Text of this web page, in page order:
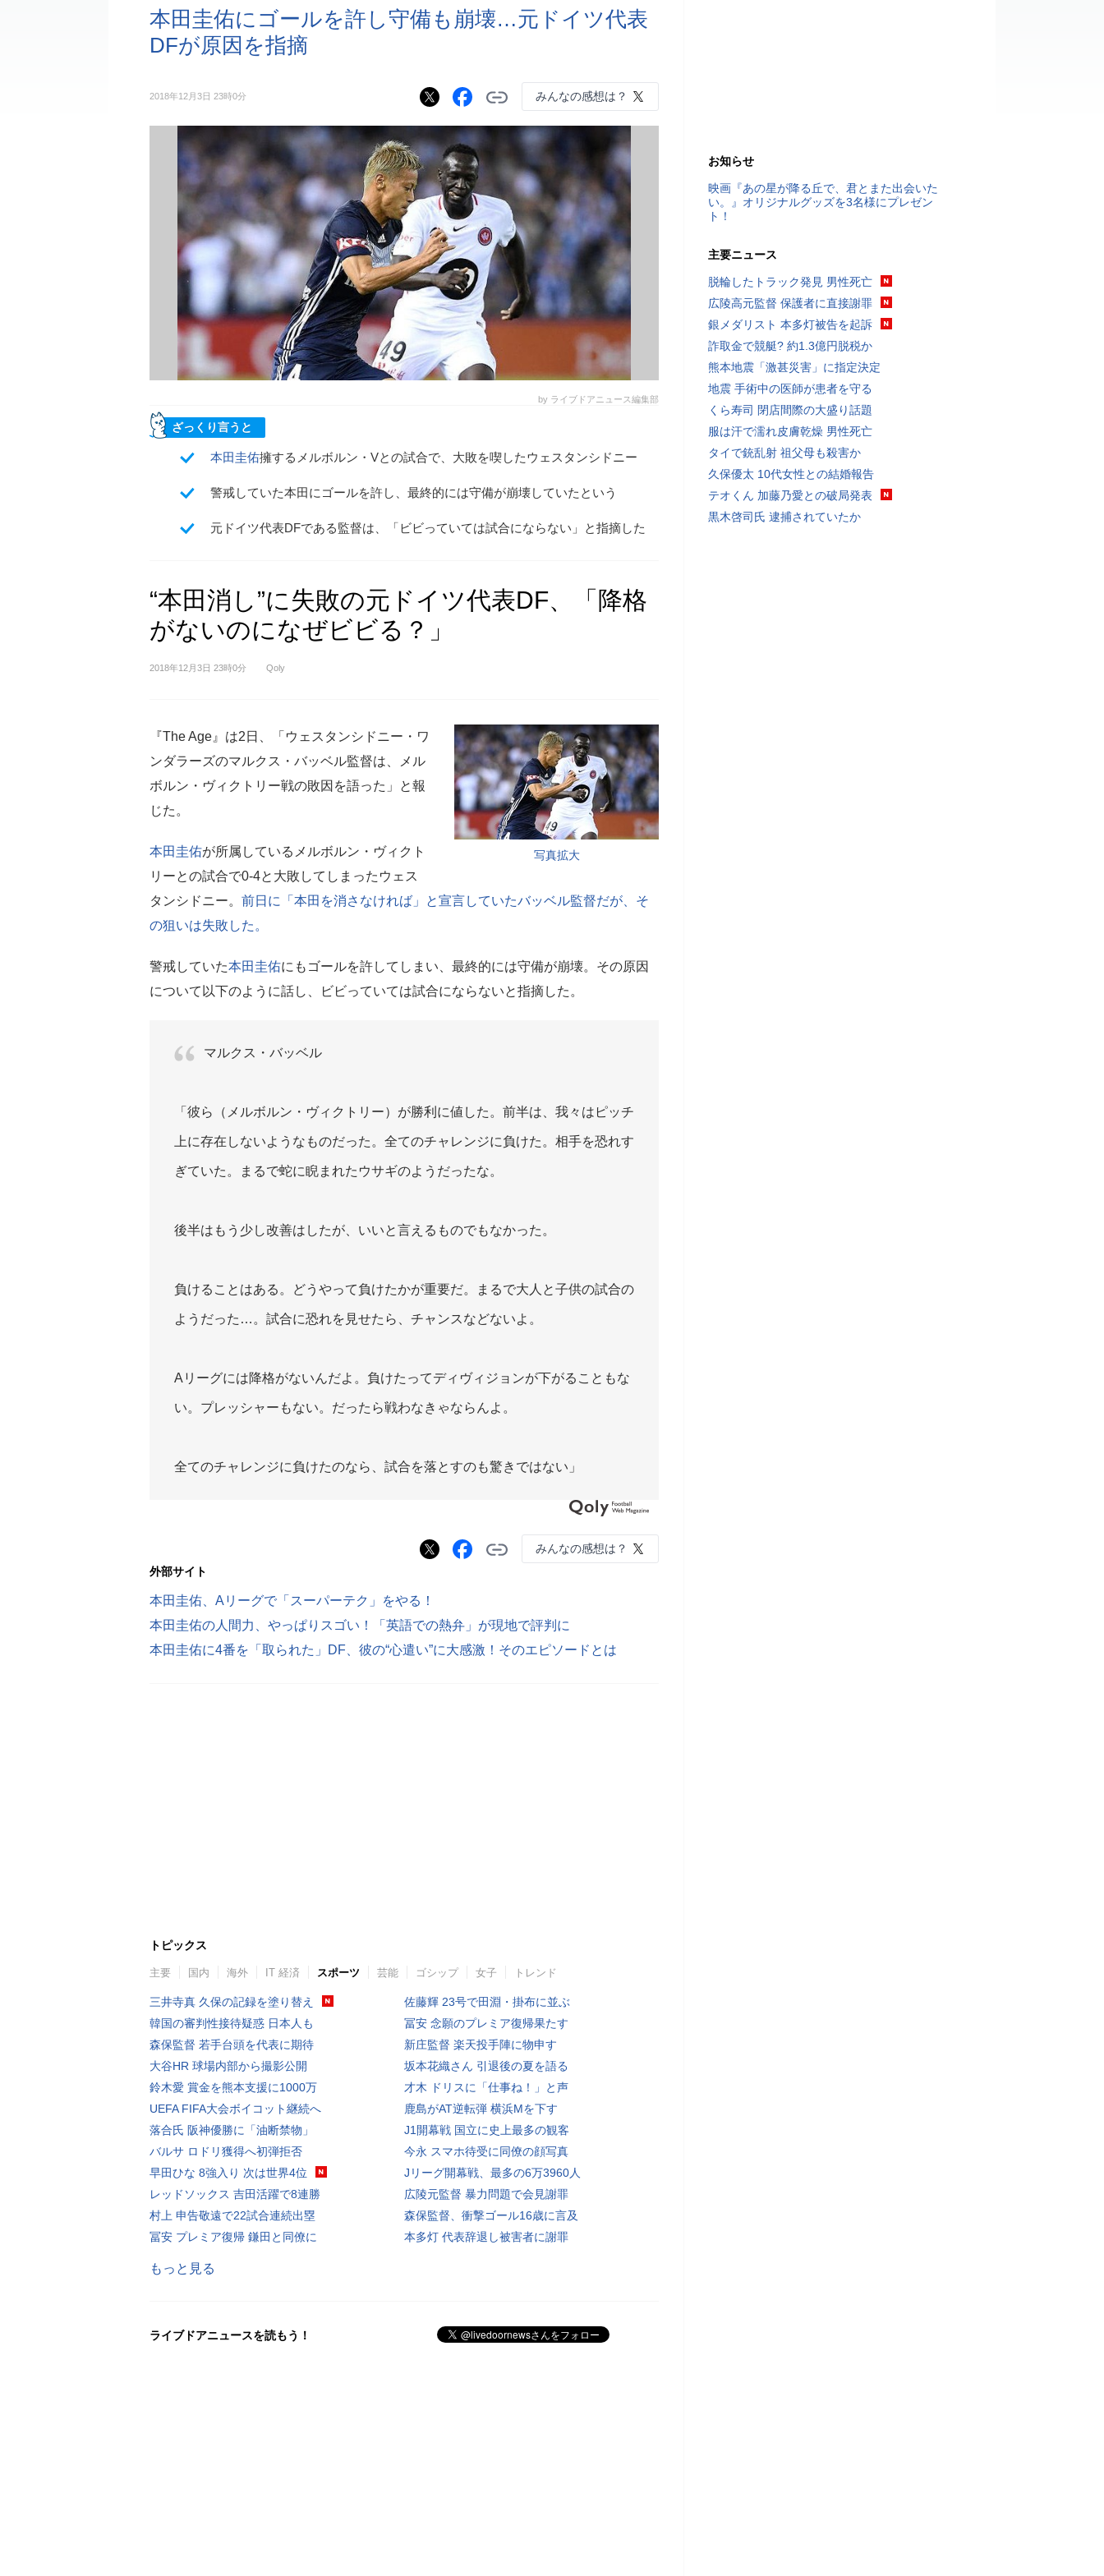
本田圭佑にゴールを許し守備も崩壊…元ドイツ代表
DFが原因を指摘
2018年12月3日 23時0分 みんなの感想は？
by ライブドアニュース編集部
ざっくり言うと
本田圭佑擁するメルボルン・Vとの試合で、大敗を喫したウェスタンシドニー
警戒していた本田にゴールを許し、最終的には守備が崩壊していたという
元ドイツ代表DFである監督は、「ビビっていては試合にならない」と指摘した
“本田消し”に失敗の元ドイツ代表DF、「降格
がないのになぜビビる？」
2018年12月3日 23時0分 Qoly
写真拡大
『The Age』は2日、「ウェスタンシドニー・ワ
ンダラーズのマルクス・バッベル監督は、メル
ボルン・ヴィクトリー戦の敗因を語った」と報
じた。
本田圭佑が所属しているメルボルン・ヴィクト
リーとの試合で0-4と大敗してしまったウェス
タンシドニー。 前日に「本田を消さなければ」と宣言していたバッベル監督だが、そ
の狙いは失敗した。
警戒していた本田圭佑にもゴールを許してしまい、最終的には守備が崩壊。その原因
について以下のように話し、ビビっていては試合にならないと指摘した。
マルクス・バッベル
「彼ら（メルボルン・ヴィクトリー）が勝利に値した。前半は、我々はピッチ
上に存在しないようなものだった。全てのチャレンジに負けた。相手を恐れす
ぎていた。まるで蛇に睨まれたウサギのようだったな。
後半はもう少し改善はしたが、いいと言えるものでもなかった。
負けることはある。どうやって負けたかが重要だ。まるで大人と子供の試合の
ようだった…。試合に恐れを見せたら、チャンスなどないよ。
Aリーグには降格がないんだよ。負けたってディヴィジョンが下がることもな
い。プレッシャーもない。だったら戦わなきゃならんよ。
全てのチャレンジに負けたのなら、試合を落とすのも驚きではない」
みんなの感想は？
外部サイト
本田圭佑、Aリーグで「スーパーテク」をやる！
本田圭佑の人間力、やっぱりスゴい！「英語での熱弁」が現地で評判に
本田圭佑に4番を「取られた」DF、彼の“心遣い”に大感激！そのエピソードとは
トピックス
主要 国内 海外 IT 経済 スポーツ 芸能 ゴシップ 女子 トレンド
三井寺真 久保の記録を塗り替え
韓国の審判性接待疑惑 日本人も
森保監督 若手台頭を代表に期待
大谷HR 球場内部から撮影公開
鈴木愛 賞金を熊本支援に1000万
UEFA FIFA大会ボイコット継続へ
落合氏 阪神優勝に「油断禁物」
バルサ ロドリ獲得へ初弾拒否
早田ひな 8強入り 次は世界4位
レッドソックス 吉田活躍で8連勝
村上 申告敬遠で22試合連続出塁
冨安 プレミア復帰 鎌田と同僚に
佐藤輝 23号で田淵・掛布に並ぶ
冨安 念願のプレミア復帰果たす
新庄監督 楽天投手陣に物申す
坂本花織さん 引退後の夏を語る
才木 ドリスに「仕事ね！」と声
鹿島がAT逆転弾 横浜Mを下す
J1開幕戦 国立に史上最多の観客
今永 スマホ待受に同僚の顔写真
Jリーグ開幕戦、最多の6万3960人
広陵元監督 暴力問題で会見謝罪
森保監督、衝撃ゴール16歳に言及
本多灯 代表辞退し被害者に謝罪
もっと見る
ライブドアニュースを読もう！
お知らせ
映画『あの星が降る丘で、君とまた出会いた
い。』オリジナルグッズを3名様にプレゼン
ト！
主要ニュース
脱輪したトラック発見 男性死亡
広陵高元監督 保護者に直接謝罪
銀メダリスト 本多灯被告を起訴
詐取金で競艇? 約1.3億円脱税か
熊本地震「激甚災害」に指定決定
地震 手術中の医師が患者を守る
くら寿司 閉店間際の大盛り話題
服は汗で濡れ皮膚乾燥 男性死亡
タイで銃乱射 祖父母も殺害か
久保優太 10代女性との結婚報告
テオくん 加藤乃愛との破局発表
黒木啓司氏 逮捕されていたか